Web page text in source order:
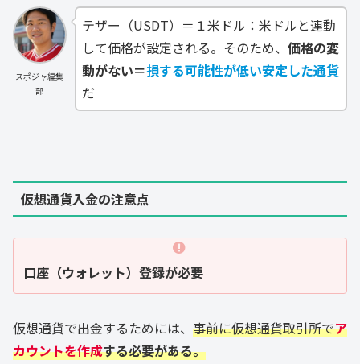
スポジャ編集
部
テザー（USDT）＝１米ドル：米ドルと連動
して価格が設定される。そのため、 価格の変
動がない＝損する可能性が低い安定した通貨
だ
仮想通貨入金の注意点
口座（ウォレット）登録が必要
仮想通貨で出金するためには、 事前に仮想通貨取引所でア
カウントを作成する必要がある。